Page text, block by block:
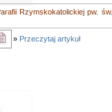
Rzymskokatolickiej pw. św.
» Przeczytaj artykuł